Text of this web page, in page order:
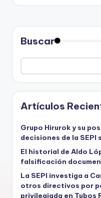
Buscar
Artículos
Grupo Hirurok y su
decisiones de la SEPI
El historial de Aldo
falsificación
La SEPI investiga a
otros directivos por
privilegiada en Tubos